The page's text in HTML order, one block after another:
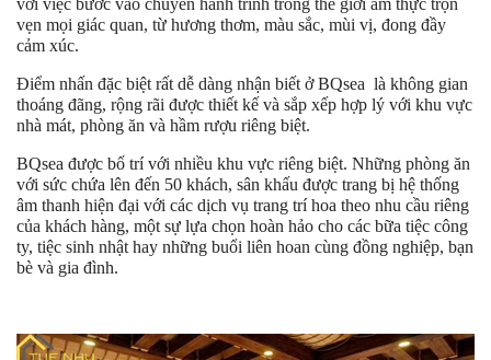
với việc bước vào chuyến hành trình trong thế giới ẩm thực trọn
vẹn mọi giác quan, từ hương thơm, màu sắc, mùi vị, đong đầy
cảm xúc.
Điểm nhấn đặc biệt rất dễ dàng nhận biết ở BQsea là không gian
thoáng đãng, rộng rãi được thiết kế và sắp xếp hợp lý với khu vực
nhà mát, phòng ăn và hầm rượu riêng biệt.
BQsea được bố trí với nhiều khu vực riêng biệt. Những phòng ăn
với sức chứa lên đến 50 khách, sân khấu được trang bị hệ thống
âm thanh hiện đại với các dịch vụ trang trí hoa theo nhu cầu riêng
của khách hàng, một sự lựa chọn hoàn hảo cho các bữa tiệc công
ty, tiệc sinh nhật hay những buổi liên hoan cùng đồng nghiệp, bạn
bè và gia đình.